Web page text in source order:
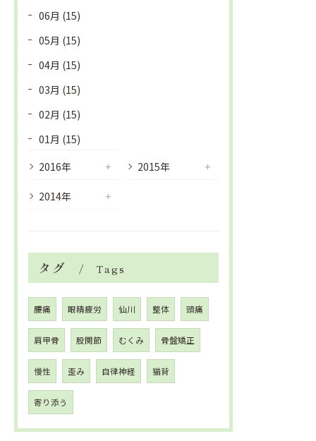
06月 (15)
05月 (15)
04月 (15)
03月 (15)
02月 (15)
01月 (15)
2016年 2015年
2014年
タグ Tags
腰痛 眼精疲労 仙川 整体 頭痛
肩甲骨 股関節 むくみ 骨盤矯正
慢性 歪み 自律神経 猫背
寄り添う